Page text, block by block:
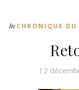
In CHRONIQUE DU
12